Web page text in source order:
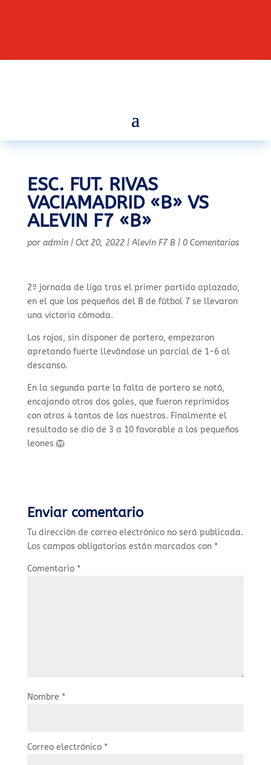
ESC. FUT. RIVAS
VACIAMADRID «B» VS
ALEVIN F7 «B»
por admin| Oct 20, 2022|Alevín F7 B | 0 Comentarios
2ª jornada de liga tras el primer partido aplazado,
en el que los pequeños del B de fútbol 7 se llevaron
una victoria cómoda.
Los rojos, sin disponer de portero, empezaron
apretando fuerte llevándose un parcial de 1-6 al
descanso.
En la segunda parte la falta de portero se notó,
encajando otros dos goles, que fueron reprimidos
con otros 4 tantos de los nuestros. Finalmente el
resultado se dio de 3 a 10 favorable a los pequeños
leones 🦁
Enviar comentario
Tu dirección de correo electrónico no será publicada.
Los campos obligatorios están marcados con *
Comentario *
Nombre *
Correo electrónico *